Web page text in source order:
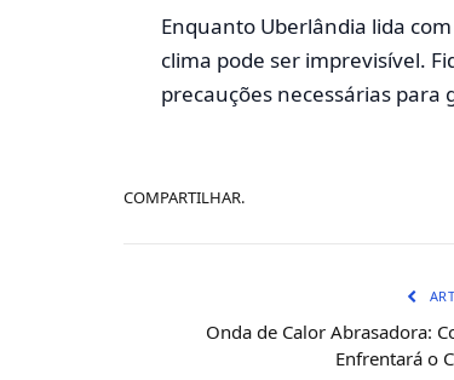
Enquanto Uberlândia lida
clima pode ser imprevisível.
precauções necessárias
COMPARTILHAR.
Onda de Calor Abrasadora:
Enfrentará o